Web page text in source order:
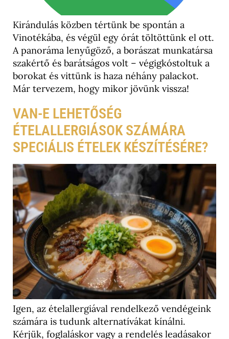
Kirándulás közben tértünk be spontán a
Vinotékába, és végül egy órát töltöttünk el ott.
A panoráma lenyűgöző, a borászat munkatársa
szakértő és barátságos volt – végigkóstoltuk a
borokat és vittünk is haza néhány palackot.
Már tervezem, hogy mikor jövünk vissza!
VAN-E LEHETŐSÉG
ÉTELALLERGIÁSOK SZÁMÁRA
SPECIÁLIS ÉTELEK KÉSZÍTÉSÉRE?
Igen, az ételallergiával rendelkező vendégeink
számára is tudunk alternatívákat kínálni.
Kérjük, foglaláskor vagy a rendelés leadásakor